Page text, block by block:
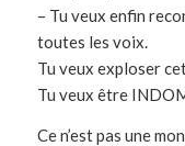
– Tu veux enfin
toutes les voix.
Tu veux exploser
Tu veux être
Ce n’est pas une